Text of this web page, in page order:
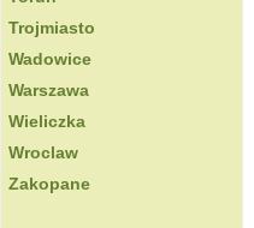
Trojmiasto
Wadowice
Warszawa
Wieliczka
Wroclaw
Zakopane